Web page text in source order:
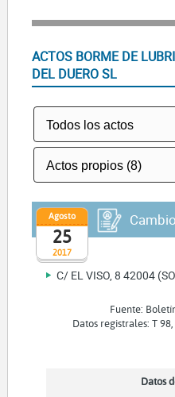
ACTOS BORME DE
DEL DUERO SL
2017
Agosto
25
C/ EL VISO, 8 42004
Fuente:
Datos registrales: T
Datos